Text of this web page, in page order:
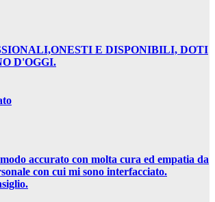
E DISPONIBILI, DOTI
D'OGGI.
accurato con molta cura ed empatia da
con cui mi sono interfacciato.